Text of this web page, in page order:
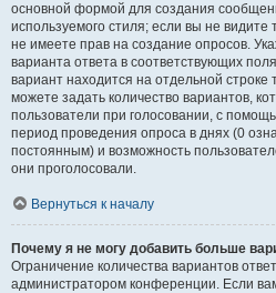
основной формой для создания
используемого стиля; если вы не
не имеете прав на создание опросов.
варианта ответа в соответствующих
вариант находится на отдельной строке
можете задать количество вариантов,
пользователи при голосовании, с
период проведения опроса в днях (0
постоянным) и возможность
они проголосовали.
Вернуться к началу
Почему я не могу добавить больше
Ограничение количества вариантов
администратором конференции. Если